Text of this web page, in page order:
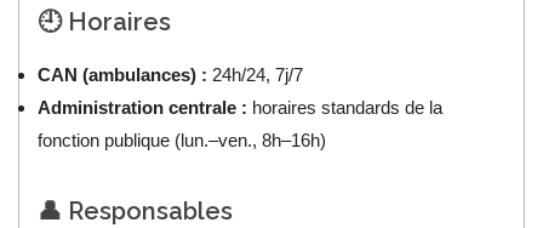
🕘 Horaires
CAN (ambulances) : 24h/24, 7j/7
Administration centrale : horaires standards de la
fonction publique (lun.–ven., 8h–16h)
👤 Responsables